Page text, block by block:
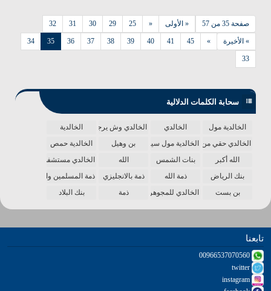
صفحة 35 من 57 « الأولى «
25
29
30
31
32
33
34 35 36 37 38 39 40 41 45 » » الأخيرة
سحابة الكلمات الدلالية
الخالدية مول الخالدي الخالدي وش يرجع
الخالدية
الخالدي حقي من الدنياالخالدية مول سينما بن وهيل
الخالدية حمص
الله أكبر
بنات الشمس الله
الخالدي مستشفى
بنك الرياض
ذمة الله ذمة بالانجليزي
ذمة المسلمين واحدة
بن بست
الخالدي للمجوهرات ذمة بنك البلاد
تابعنا